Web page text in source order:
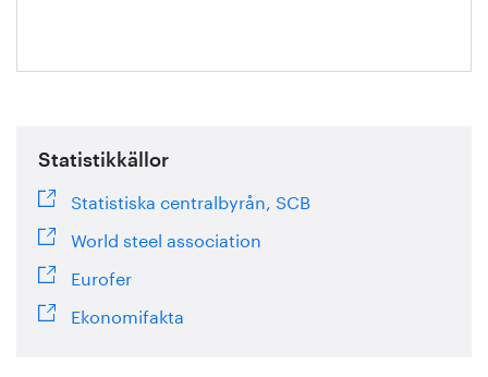
Statistikkällor
Statistiska centralbyrån, SCB
World steel association
Eurofer
Ekonomifakta